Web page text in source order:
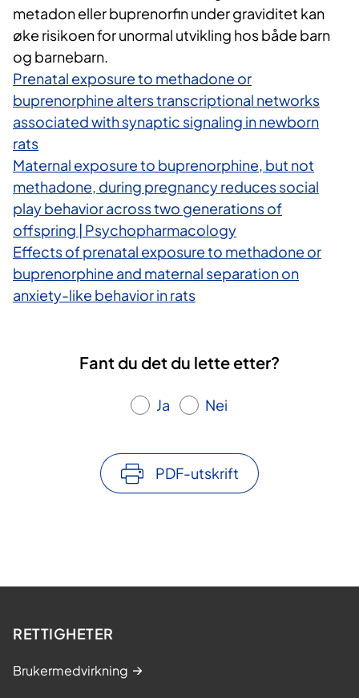
metadon eller buprenorfin under graviditet kan
øke risikoen for unormal utvikling hos både barn
og barnebarn.
Prenatal exposure to methadone or
buprenorphine alters transcriptional networks
associated with synaptic signaling in newborn
rats
Maternal exposure to buprenorphine, but not
methadone, during pregnancy reduces social
play behavior across two generations of
offspring | Psychopharmacology
Effects of prenatal exposure to methadone or
buprenorphine and maternal separation on
anxiety-like behavior in rats
Fant du det du lette etter?
Ja Nei
PDF-utskrift
RETTIGHETER
Brukermedvirkning